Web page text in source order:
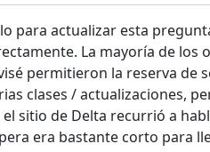
para actualizar esta
La mayoría de los
permitieron la reserva de
clases / actualizaciones,
el sitio de Delta recurrió a
era bastante corto para